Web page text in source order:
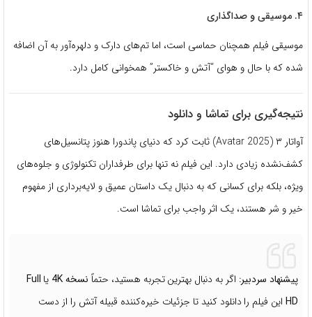
۴. موسیقی و صداگذاری
موسیقی فیلم همچنان حماسی است، اما تم‌های دارک و دلهره‌آور به آن اضافه
شده که با حال و هوای “آتش و خاکستر” همخوانی کامل دارد.
نتیجه‌گیری برای تماشا و دانلود
آواتار ۳ (Avatar 2025) ثابت کرد که دنیای پاندورا هنوز پتانسیل‌های
کشف‌نشده زیادی دارد. این فیلم نه تنها برای طرفداران تکنولوژی و جلوه‌های
ویژه، بلکه برای کسانی که به دنبال یک داستان عمیق و لایه‌برداری از مفهوم
خیر و شر هستند، یک اثر واجب برای تماشا است.
پیشنهاد سردبیر: اگر به دنبال بهترین تجربه هستید، حتماً نسخه 4K یا Full
HDاین فیلم را دانلود کنید تا جزئیات خیره‌کننده قبیله آتش را از دست